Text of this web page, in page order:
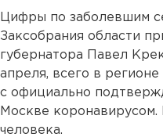
Цифры по заболевшим
Заксобрания области
губернатора Павел
апреля, всего в
с официально
Москве
человека.